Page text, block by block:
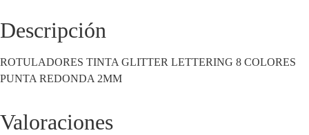
Descripción
ROTULADORES TINTA GLITTER LETTERING 8 COLORES
PUNTA REDONDA 2MM
Valoraciones